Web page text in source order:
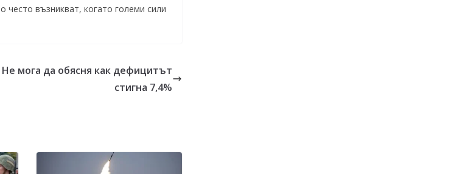
възникват, когато големи сили
Не мога да обясня как дефицитът
стигна 7,4%